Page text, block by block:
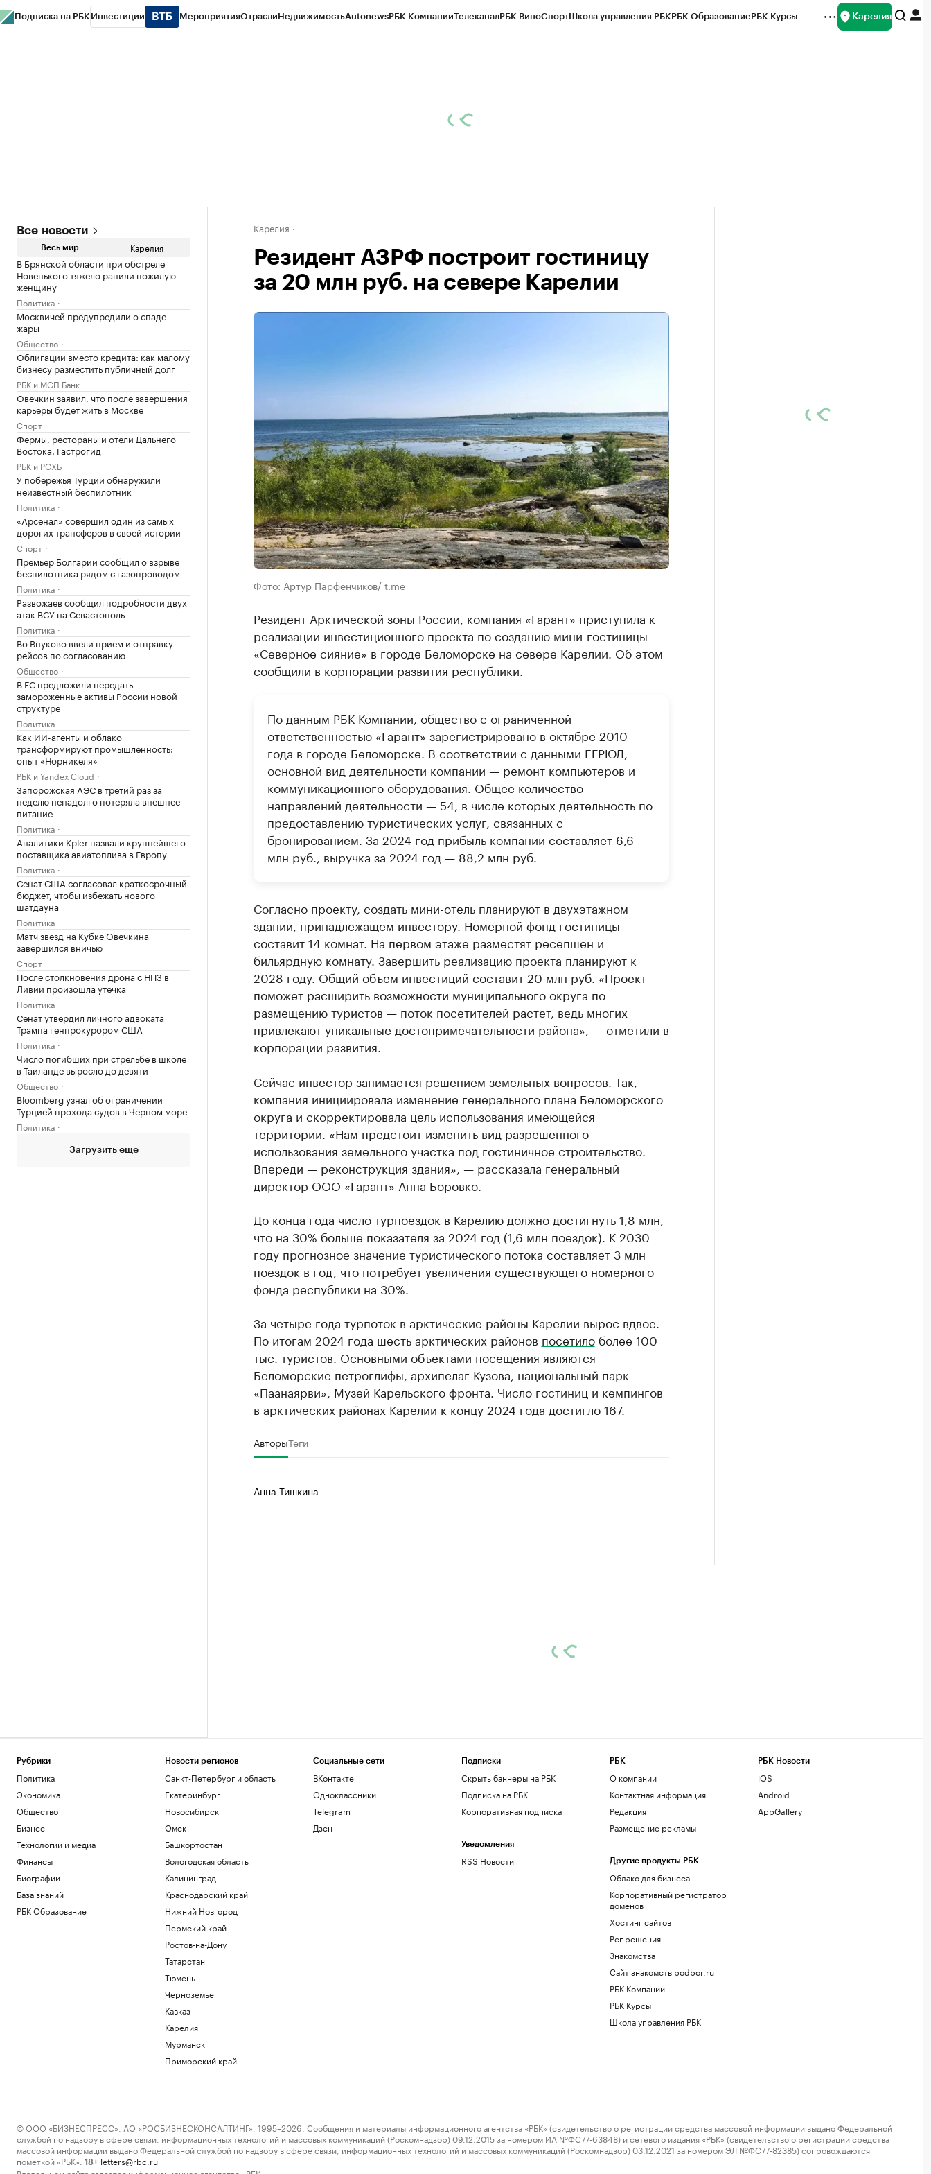
Подписка на РБК Инвестиции МероприятияОтраслиНедвижимостьAutonewsРБК КомпанииТелеканалРБК ВиноСпортШкола управления РБКРБК ОбразованиеРБК Курсы Карелия
Все новости
Весь мир Карелия
В Брянской области при обстреле
Новенького тяжело ранили пожилую
женщину
Политика
Москвичей предупредили о спаде
жары
Общество
Облигации вместо кредита: как малому
бизнесу разместить публичный долг
РБК и МСП Банк
Овечкин заявил, что после завершения
карьеры будет жить в Москве
Спорт
Фермы, рестораны и отели Дальнего
Востока. Гастрогид
РБК и РСХБ
У побережья Турции обнаружили
неизвестный беспилотник
Политика
«Арсенал» совершил один из самых
дорогих трансферов в своей истории
Спорт
Премьер Болгарии сообщил о взрыве
беспилотника рядом с газопроводом
Политика
Развожаев сообщил подробности двух
атак ВСУ на Севастополь
Политика
Во Внуково ввели прием и отправку
рейсов по согласованию
Общество
В ЕС предложили передать
замороженные активы России новой
структуре
Политика
Как ИИ-агенты и облако
трансформируют промышленность:
опыт «Норникеля»
РБК и Yandex Cloud
Запорожская АЭС в третий раз за
неделю ненадолго потеряла внешнее
питание
Политика
Аналитики Kpler назвали крупнейшего
поставщика авиатоплива в Европу
Политика
Сенат США согласовал краткосрочный
бюджет, чтобы избежать нового
шатдауна
Политика
Матч звезд на Кубке Овечкина
завершился вничью
Спорт
После столкновения дрона с НПЗ в
Ливии произошла утечка
Политика
Сенат утвердил личного адвоката
Трампа генпрокурором США
Политика
Число погибших при стрельбе в школе
в Таиланде выросло до девяти
Общество
Bloomberg узнал об ограничении
Турцией прохода судов в Черном море
Политика
Загрузить еще
Карелия
Резидент АЗРФ построит гостиницу
за 20 млн руб. на севере Карелии
Фото: Артур Парфенчиков/ t.me
Резидент Арктической зоны России, компания «Гарант» приступила к
реализации инвестиционного проекта по созданию мини-гостиницы
«Северное сияние» в городе Беломорске на севере Карелии. Об этом
сообщили в корпорации развития республики.
По данным РБК Компании, общество с ограниченной
ответственностью «Гарант» зарегистрировано в октябре 2010
года в городе Беломорске. В соответствии с данными ЕГРЮЛ,
основной вид деятельности компании — ремонт компьютеров и
коммуникационного оборудования. Общее количество
направлений деятельности — 54, в числе которых деятельность по
предоставлению туристических услуг, связанных с
бронированием. За 2024 год прибыль компании составляет 6,6
млн руб., выручка за 2024 год — 88,2 млн руб.
Согласно проекту, создать мини-отель планируют в двухэтажном
здании, принадлежащем инвестору. Номерной фонд гостиницы
составит 14 комнат. На первом этаже разместят ресепшен и
бильярдную комнату. Завершить реализацию проекта планируют к
2028 году. Общий объем инвестиций составит 20 млн руб. «Проект
поможет расширить возможности муниципального округа по
размещению туристов — поток посетителей растет, ведь многих
привлекают уникальные достопримечательности района», — отметили в
корпорации развития.
Сейчас инвестор занимается решением земельных вопросов. Так,
компания инициировала изменение генерального плана Беломорского
округа и скорректировала цель использования имеющейся
территории. «Нам предстоит изменить вид разрешенного
использования земельного участка под гостиничное строительство.
Впереди — реконструкция здания», — рассказала генеральный
директор ООО «Гарант» Анна Боровко.
До конца года число турпоездок в Карелию должно достигнуть1,8 млн,
что на 30% больше показателя за 2024 год (1,6 млн поездок). К 2030
году прогнозное значение туристического потока составляет 3 млн
поездок в год, что потребует увеличения существующего номерного
фонда республики на 30%.
За четыре года турпоток в арктические районы Карелии вырос вдвое.
По итогам 2024 года шесть арктических районов посетилоболее 100
тыс. туристов. Основными объектами посещения являются
Беломорские петроглифы, архипелаг Кузова, национальный парк
«Паанаярви», Музей Карельского фронта. Число гостиниц и кемпингов
в арктических районах Карелии к концу 2024 года достигло 167.
АвторыТеги
Анна Тишкина
Рубрики
Политика
Экономика
Общество
Бизнес
Технологии и медиа
Финансы
Биографии
База знаний
РБК Образование
Новости регионов
Санкт-Петербург и область
Екатеринбург
Новосибирск
Омск
Башкортостан
Вологодская область
Калининград
Краснодарский край
Нижний Новгород
Пермский край
Ростов-на-Дону
Татарстан
Тюмень
Черноземье
Кавказ
Карелия
Мурманск
Приморский край
Социальные сети
ВКонтакте
Одноклассники
Telegram
Дзен
Подписки
Скрыть баннеры на РБК
Подписка на РБК
Корпоративная подписка
Уведомления
RSS Новости
РБК
О компании
Контактная информация
Редакция
Размещение рекламы
Другие продукты РБК
Облако для бизнеса
Корпоративный регистратор
доменов
Хостинг сайтов
Рег.решения
Знакомства
Сайт знакомств podbor.ru
РБК Компании
РБК Курсы
Школа управления РБК
РБК Новости
iOS
Android
AppGallery
© ООО «БИЗНЕСПРЕСС», АО «РОСБИЗНЕСКОНСАЛТИНГ», 1995–2026. Сообщения и материалы информационного агентства «РБК» (свидетельство о регистрации средства массовой информации выдано Федеральной
службой по надзору в сфере связи, информационных технологий и массовых коммуникаций (Роскомнадзор) 09.12.2015 за номером ИА №ФС77-63848) и сетевого издания «РБК» (свидетельство о регистрации средства
массовой информации выдано Федеральной службой по надзору в сфере связи, информационных технологий и массовых коммуникаций (Роскомнадзор) 03.12.2021 за номером ЭЛ №ФС77-82385) сопровождаются
пометкой «РБК».
18+ letters@rbc.ru